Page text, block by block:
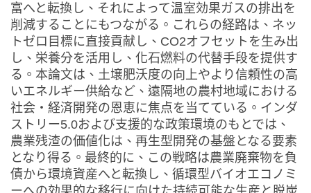
富へと転換し、それによって温室効果ガスの排出を
削減することにもつながる。これらの経路は、ネッ
トゼロ目標に直接貢献し、CO2オフセットを生み出
し、栄養分を活用し、化石燃料の代替手段を提供す
る。本論文は、土壌肥沃度の向上やより信頼性の高
いエネルギー供給など、遠隔地の農村地域における
社会・経済開発の恩恵に焦点を当てている。インダ
ストリー5.0および支援的な政策環境のもとでは、
農業残渣の価値化は、再生型開発の基盤となる要素
となり得る。最終的に、この戦略は農業廃棄物を負
債から環境資産へと転換し、循環型バイオエコノミ